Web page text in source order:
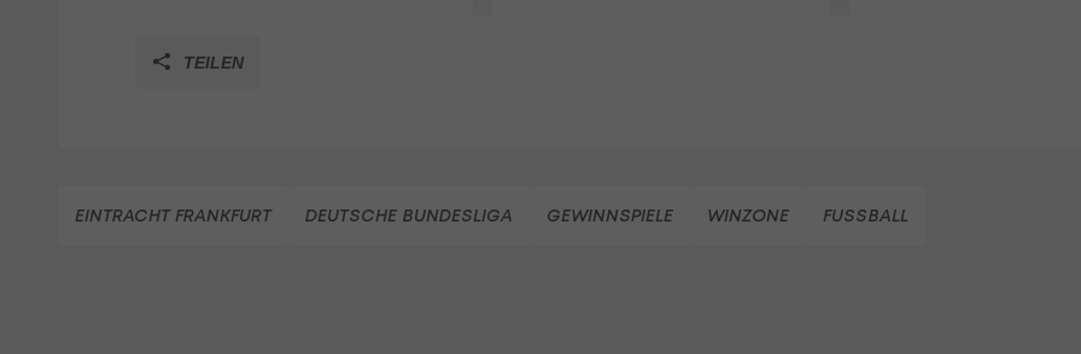
TEILEN
EINTRACHT FRANKFURT DEUTSCHE BUNDESLIGA GEWINNSPIELE WINZONE FUSSBALL